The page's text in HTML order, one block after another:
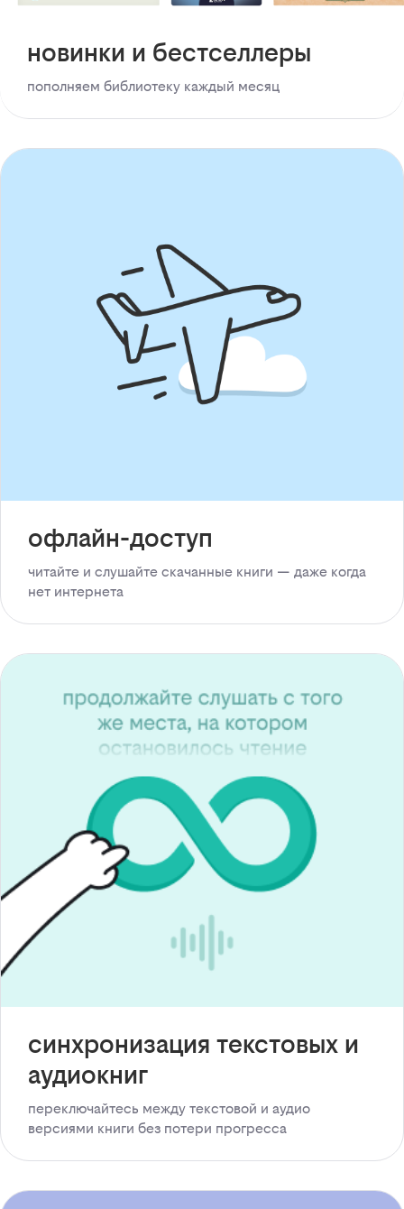
новинки и бестселлеры
пополняем библиотеку каждый месяц
офлайн-доступ
читайте и слушайте скачанные книги — даже когда
нет интернета
синхронизация текстовых и
аудиокниг
переключайтесь между текстовой и аудио
версиями книги без потери прогресса